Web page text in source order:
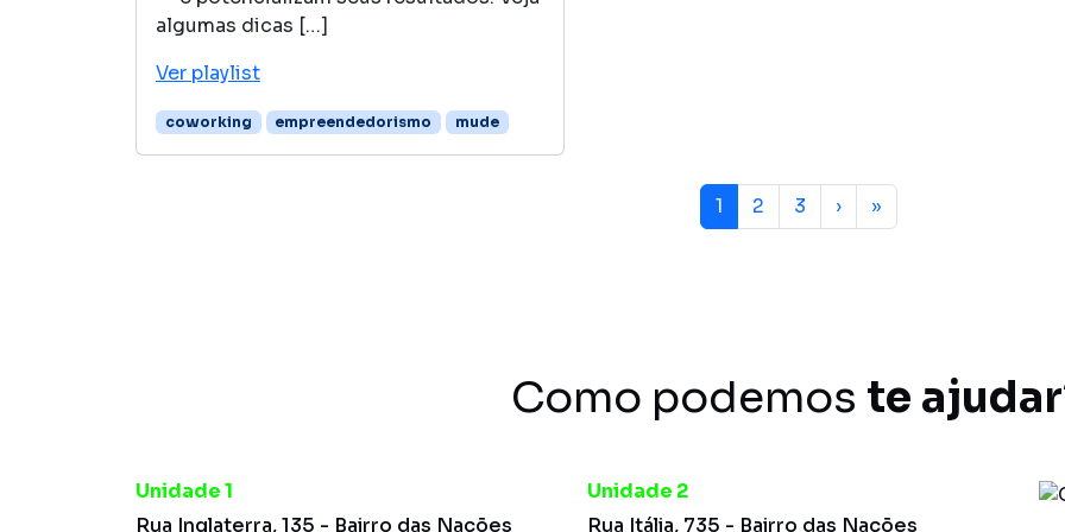
algumas dicas […]
Ver playlist
coworking empreendedorismo mude
Current Page
1 Page
2 Page
3 › »
Como podemos te
Unidade 1
Rua Inglaterra, 135 - Bairro das Nações
Unidade 2
Rua Itália, 735 - Bairro das Nações